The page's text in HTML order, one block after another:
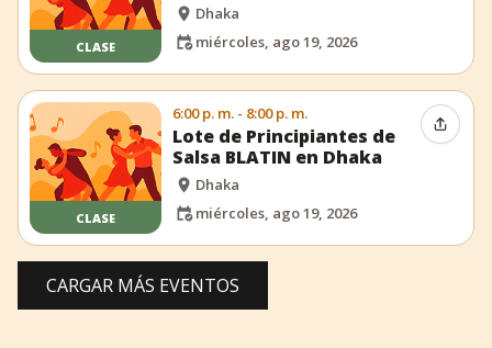
CLASE
Dhaka
miércoles, ago 19, 2026
CLASE
6:00 p. m. - 8:00 p. m.
Lote de Principiantes de
Salsa BLATIN en Dhaka
Dhaka
miércoles, ago 19, 2026
CARGAR MÁS EVENTOS